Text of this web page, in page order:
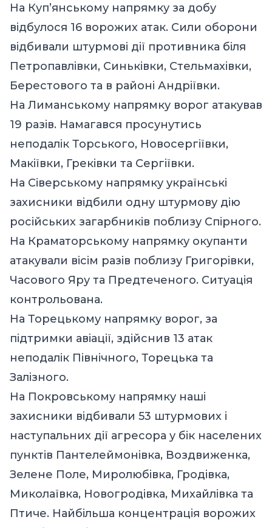
На Куп’янському напрямку за добу
відбулося 16 ворожих атак. Сили оборони
відбивали штурмові дії противника біля
Петропавлівки, Синьківки, Стельмахівки,
Берестового та в районі Андріївки.
На Лиманському напрямку ворог атакував
19 разів. Намагався просунутись
неподалік Торського, Новосергіївки,
Макіївки, Греківки та Сергіївки.
На Сіверському напрямку українські
захисники відбили одну штурмову дію
російських загарбників поблизу Спірного.
На Краматорському напрямку окупанти
атакували вісім разів поблизу Григорівки,
Часового Яру та Предтеченого. Ситуація
контрольована.
На Торецькому напрямку ворог, за
підтримки авіації, здійснив 13 атак
неподалік Північного, Торецька та
Залізного.
На Покровському напрямку наші
захисники відбивали 53 штурмових і
наступальних дії агресора у бік населених
пунктів Пантелеймонівка, Воздвиженка,
Зелене Поле, Миролюбівка, Гродівка,
Миколаївка, Новогродівка, Михайлівка та
Птиче. Найбільша концентрація ворожих